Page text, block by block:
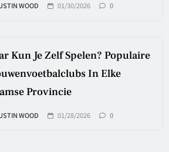
WOOD 01/30/2026 0
Kun Je Zelf Spelen? Populaire
In Elke
Provincie
WOOD 01/28/2026 0